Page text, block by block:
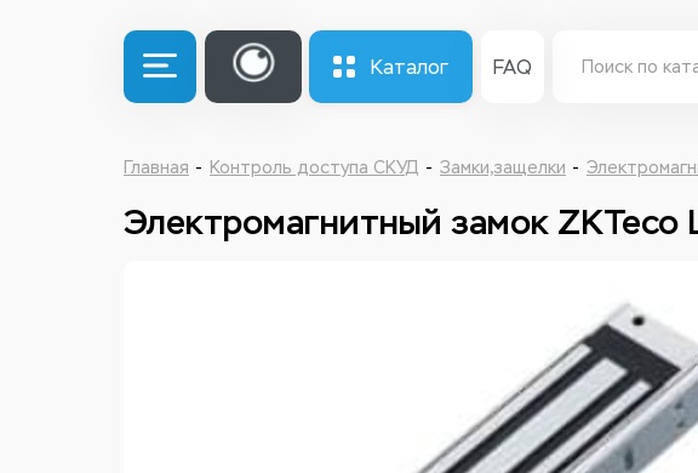
Каталог FAQ
Главная Контроль доступа СКУД Замки,защелки
Электромагнитный замок ZKTeco